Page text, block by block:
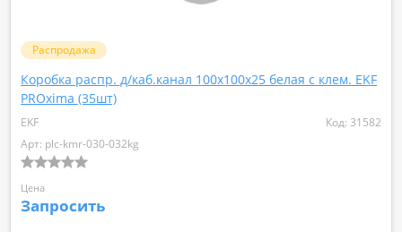
Распродажа
Коробка распр. д/каб.канал 100х100х25 белая с клем. EKF
PROxima (35шт)
EKF
Код: 31582
Арт: plc-kmr-030-032kg
Цена
Запросить